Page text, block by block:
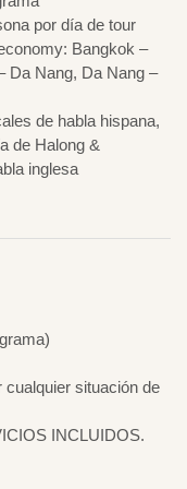
por día de tour
Bangkok –
Da Nang, Da Nang –
de habla hispana,
de Halong &
inglesa
cualquier situación de
INCLUIDOS.